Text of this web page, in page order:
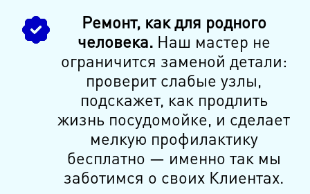
Ремонт, как для родного
человека.Наш мастер не
ограничится заменой детали:
проверит слабые узлы,
подскажет, как продлить
жизнь посудомойке, и сделает
мелкую профилактику
бесплатно — именно так мы
заботимся о своих Клиентах.